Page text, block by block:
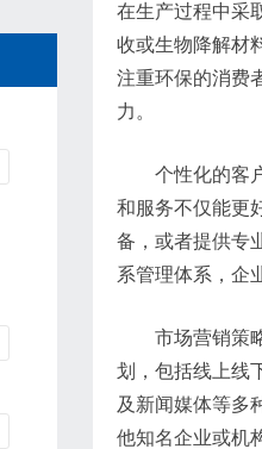
在生产过程中采
收或生物降解材
注重环保的消费
力。
个性化的客
和服务不仅能更
备，或者提供专
系管理体系，企
市场营销策
划，包括线上线
及新闻媒体等多
他知名企业或机